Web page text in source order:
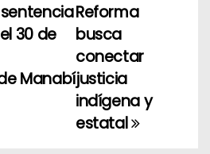
Reforma
busca
conectar
justicia
indígena y
estatal
30 de
Manabí